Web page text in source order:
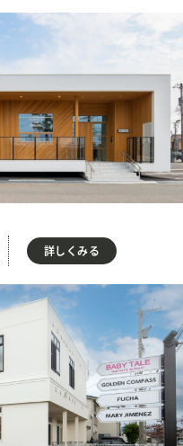
詳しくみる